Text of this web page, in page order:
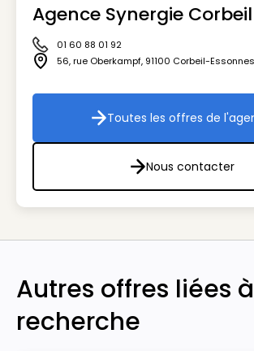
Agence Synergie Corbeil
Icône téléphone
01 60 88 01 92
Icône adresse
56, rue Oberkampf, 91100 Corbeil-Essonnes
Toutes les
Toutes les offres de
Nous
Nous contacter
Autres offres liées
recherche